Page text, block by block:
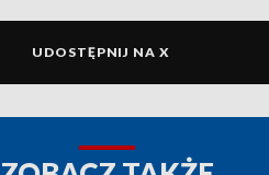
UDOSTĘPNIJ NA X